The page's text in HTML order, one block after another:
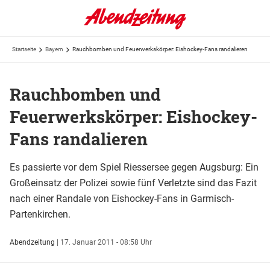
Startseite Bayern Rauchbomben und Feuerwerkskörper: Eishockey-Fans randalieren
Rauchbomben und
Feuerwerkskörper: Eishockey-
Fans randalieren
Es passierte vor dem Spiel Riessersee gegen Augsburg: Ein
Großeinsatz der Polizei sowie fünf Verletzte sind das Fazit
nach einer Randale von Eishockey-Fans in Garmisch-
Partenkirchen.
Abendzeitung | 17. Januar 2011 - 08:58 Uhr